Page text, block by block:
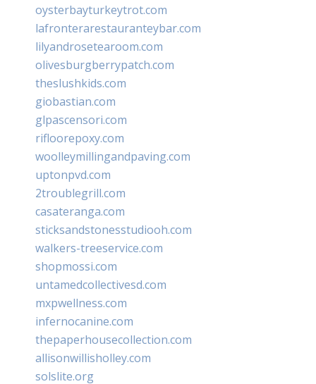
oysterbayturkeytrot.com
lafronterarestauranteybar.com
lilyandrosetearoom.com
olivesburgberrypatch.com
theslushkids.com
giobastian.com
glpascensori.com
rifloorepoxy.com
woolleymillingandpaving.com
uptonpvd.com
2troublegrill.com
casateranga.com
sticksandstonesstudiooh.com
walkers-treeservice.com
shopmossi.com
untamedcollectivesd.com
mxpwellness.com
infernocanine.com
thepaperhousecollection.com
allisonwillisholley.com
solslite.org